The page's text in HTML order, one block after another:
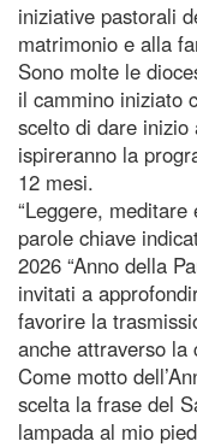
iniziative pastorali
matrimonio e alla
Sono molte le
il cammino iniziato
scelto di dare inizio
ispireranno la
12 mesi.
“Leggere,
parole chiave
2026 “Anno della
invitati a
favorire la
anche attraverso la
Come motto
scelta la frase del
lampada al mio